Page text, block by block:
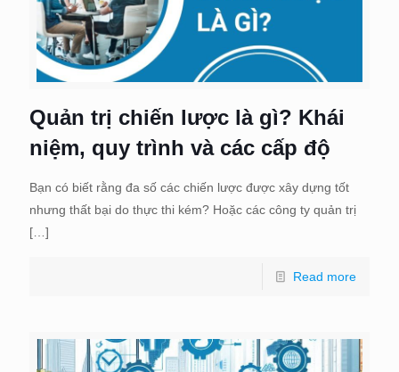
Quản trị chiến lược là gì? Khái
niệm, quy trình và các cấp độ
Bạn có biết rằng đa số các chiến lược được xây dựng tốt
nhưng thất bại do thực thi kém? Hoặc các công ty quản trị
[…]
Read more